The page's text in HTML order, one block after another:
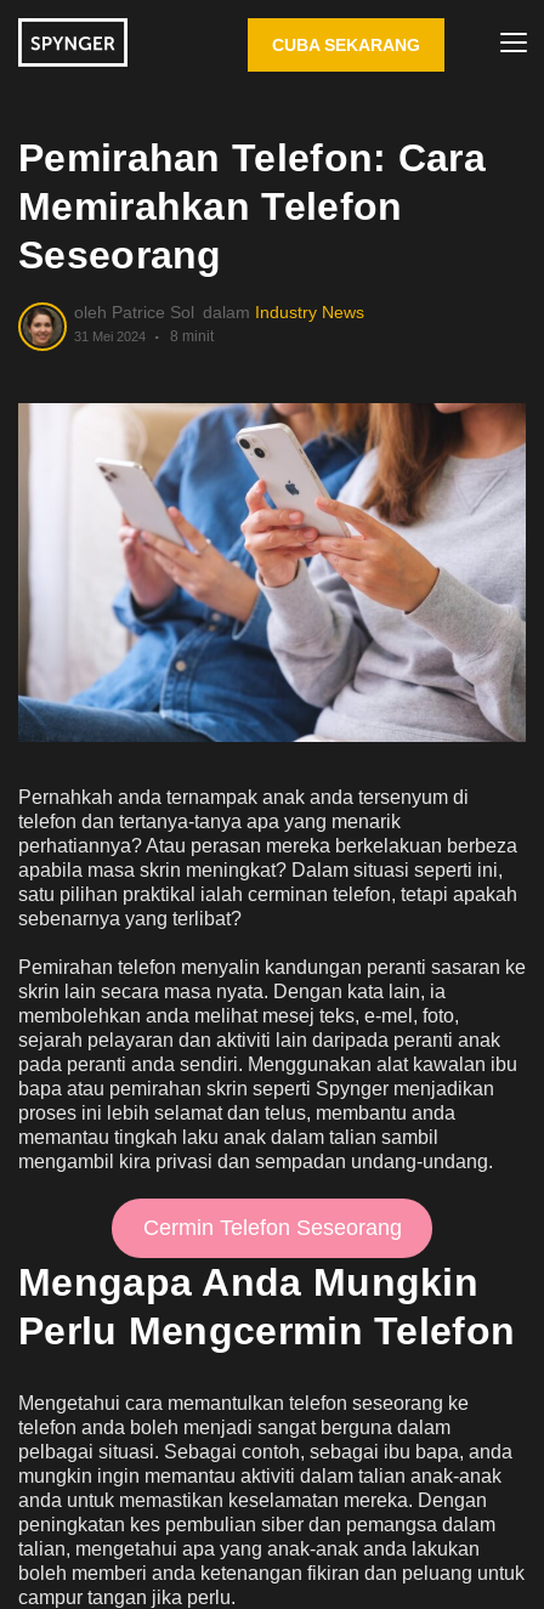
CUBA SEKARANG
Pemirahan Telefon: Cara
Memirahkan Telefon
Seseorang
oleh Patrice Sol dalam Industry News
31 Mei 2024 8 minit
Pernahkah anda ternampak anak anda tersenyum di
telefon dan tertanya-tanya apa yang menarik
perhatiannya? Atau perasan mereka berkelakuan berbeza
apabila masa skrin meningkat? Dalam situasi seperti ini,
satu pilihan praktikal ialah cerminan telefon, tetapi apakah
sebenarnya yang terlibat?
Pemirahan telefon menyalin kandungan peranti sasaran ke
skrin lain secara masa nyata. Dengan kata lain, ia
membolehkan anda melihat mesej teks, e-mel, foto,
sejarah pelayaran dan aktiviti lain daripada peranti anak
pada peranti anda sendiri. Menggunakan alat kawalan ibu
bapa atau pemirahan skrin seperti Spynger menjadikan
proses ini lebih selamat dan telus, membantu anda
memantau tingkah laku anak dalam talian sambil
mengambil kira privasi dan sempadan undang-undang.
Cermin Telefon Seseorang
Mengapa Anda Mungkin
Perlu Mengcermin Telefon
Mengetahui cara memantulkan telefon seseorang ke
telefon anda boleh menjadi sangat berguna dalam
pelbagai situasi. Sebagai contoh, sebagai ibu bapa, anda
mungkin ingin memantau aktiviti dalam talian anak-anak
anda untuk memastikan keselamatan mereka. Dengan
peningkatan kes pembulian siber dan pemangsa dalam
talian, mengetahui apa yang anak-anak anda lakukan
boleh memberi anda ketenangan fikiran dan peluang untuk
campur tangan jika perlu.